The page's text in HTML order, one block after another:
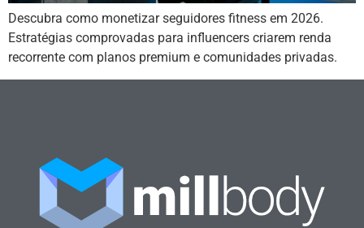
Descubra como monetizar seguidores fitness em 2026.
Estratégias comprovadas para influencers criarem renda
recorrente com planos premium e comunidades privadas.